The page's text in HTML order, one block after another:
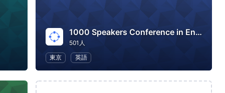
1000 Speakers Conference in English
501人
東京
英語